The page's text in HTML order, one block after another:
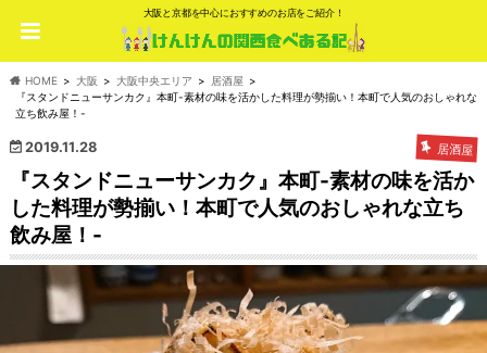
大阪と京都を中心におすすめのお店をご紹介！
HOME 大阪 大阪中央エリア
居酒屋
『スタンドニューサンカク』本町-素材の味を活かした料理が勢揃い！本町で人気のおしゃれな
立ち飲み屋！-
2019.11.28 居酒屋
『スタンドニューサンカク』本町-素材の味を活か
した料理が勢揃い！本町で人気のおしゃれな立ち
飲み屋！-